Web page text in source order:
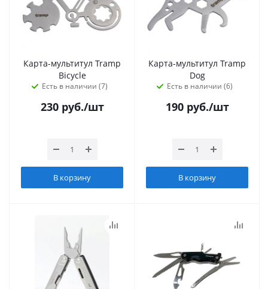
Карта-мультитул Tramp
Bicycle
Есть в наличии (7)
230руб./шт
В корзину
Карта-мультитул Tramp
Dog
Есть в наличии (6)
190руб./шт
В корзину